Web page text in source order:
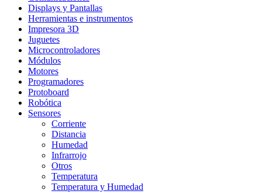
Displays y Pantallas
Herramientas e instrumentos
Impresora 3D
Juguetes
Microcontroladores
Módulos
Motores
Programadores
Protoboard
Robótica
Sensores
Corriente
Distancia
Humedad
Infrarrojo
Otros
Temperatura
Temperatura y Humedad